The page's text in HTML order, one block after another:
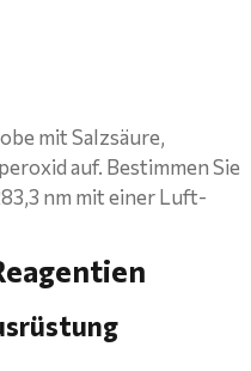
mit Salzsäure,
auf. Bestimmen Sie
nm mit einer Luft-